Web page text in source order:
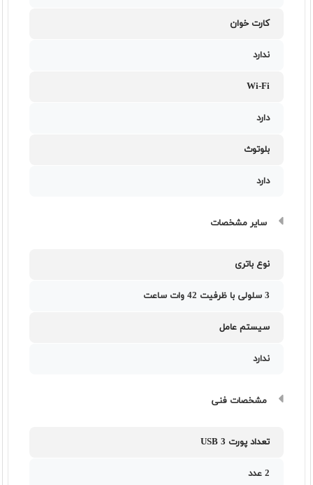
کارت خوان
ندارد
Wi-Fi
دارد
بلوتوث
دارد
سایر مشخصات
نوع باتری
3 سلولی با ظرفیت 42 وات ساعت
سیستم عامل
ندارد
مشخصات فنی
تعداد پورت USB 3
2 عدد